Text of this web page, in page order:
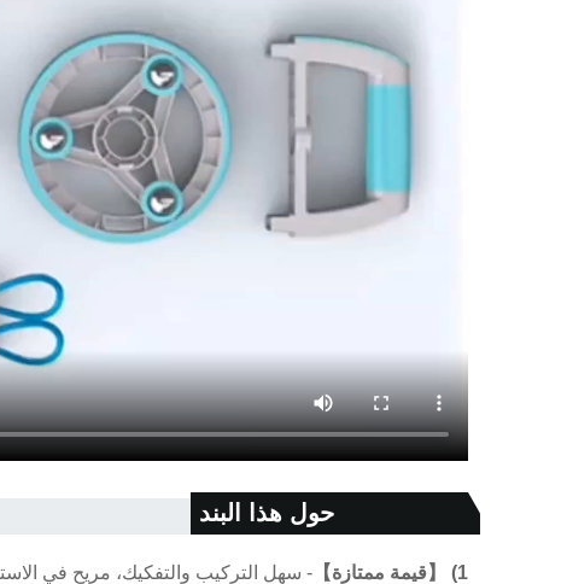
حول هذا البند
1) 【قيمة ممتازة】
- سهل التركيب والتفكيك، مريح في